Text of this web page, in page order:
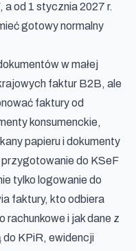
od 1 stycznia 2027 r.
gotowy normalny
w małej
faktur B2B, ale
faktury od
konsumenckie,
papieru i dokumenty
do KSeF
tylko logowanie do
faktury, kto odbiera
rachunkowe i jak dane z
KPiR, ewidencji